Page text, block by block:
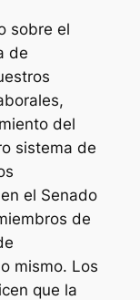
sobre el
de
del
sistema de
el Senado
de
mismo. Los
que la